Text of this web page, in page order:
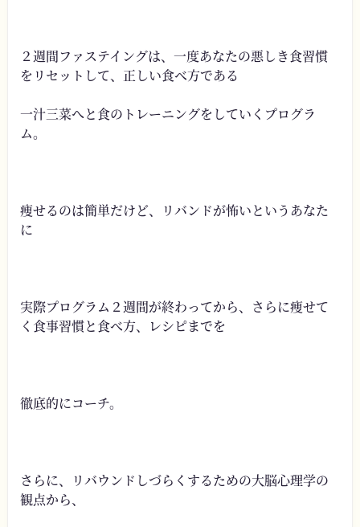
２週間ファステイングは、一度あなたの悪しき食習慣
をリセットして、正しい食べ方である
一汁三菜へと食のトレーニングをしていくプログラ
ム。
痩せるのは簡単だけど、リバンドが怖いというあなた
に
実際プログラム２週間が終わってから、さらに痩せて
く食事習慣と食べ方、レシピまでを
徹底的にコーチ。
さらに、リバウンドしづらくするための大脳心理学の
観点から、